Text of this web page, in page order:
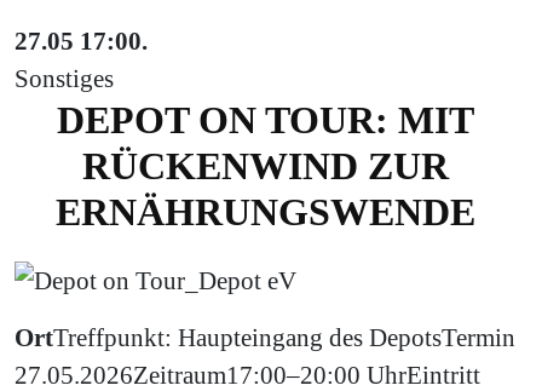
27.05 17:00.
Sonstiges
DEPOT ON TOUR: MIT
RÜCKENWIND ZUR
ERNÄHRUNGSWENDE
OrtTreffpunkt: Haupteingang des DepotsTermin
27.05.2026Zeitraum17:00–20:00 UhrEintritt